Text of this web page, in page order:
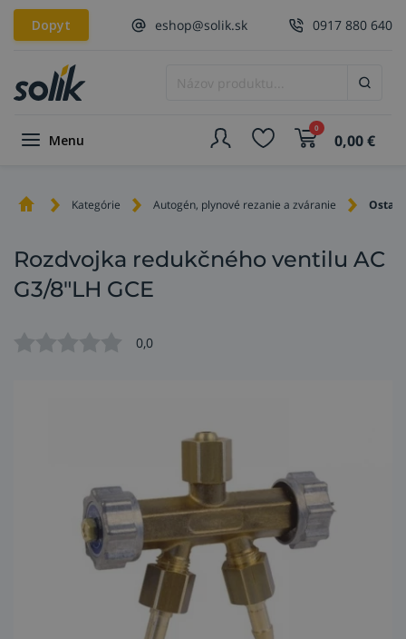
Dopyt eshop@solik.sk 0917 880 640
Menu
0
0,00€
Kategórie Autogén, plynové rezanie a zváranie
Rozdvojka redukčného ventilu AC
G3/8"LH GCE
0,0